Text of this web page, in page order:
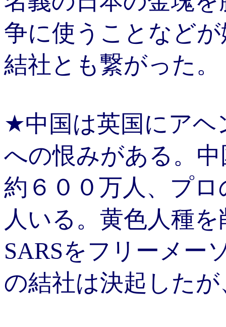
争に使うことなど
結社とも繋がった。
★中国は英国にアヘ
への恨みがある。
約６００万人、プ
人いる。黄色人種
SARSをフリーメー
の結社は決起した